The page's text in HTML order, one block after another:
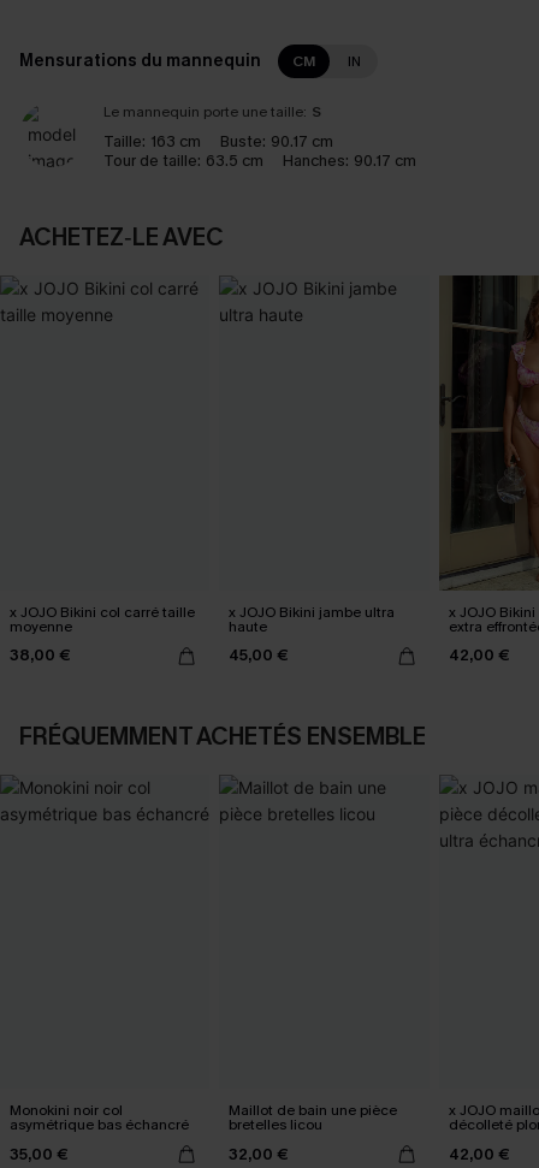
Mensurations du mannequin CM IN
Le mannequin porte une taille: S
Taille: 163 cm Buste: 90.17 cm
Tour de taille: 63.5 cm Hanches: 90.17 cm
ACHETEZ‑LE AVEC
x JOJO Bikini col carré taille
moyenne
38,00 €
x JOJO Bikini jambe ultra
haute
45,00 €
x JOJO
extra
42,00 €
FRÉQUEMMENT ACHETÉS ENSEMBLE
Monokini noir col
asymétrique bas échancré
35,00 €
Maillot de bain une pièce
bretelles licou
32,00 €
x JOJO
décolleté
42,00 €